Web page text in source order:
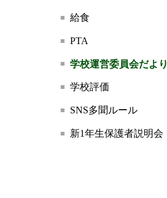
給食
PTA
学校運営委員会だより
学校評価
SNS多聞ルール
新1年生保護者説明会